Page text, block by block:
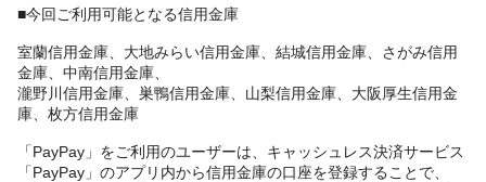
■今回ご利用可能となる信用金庫
室蘭信用金庫、大地みらい信用金庫、結城信用金庫、さがみ信用
金庫、中南信用金庫、
瀧野川信用金庫、巣鴨信用金庫、山梨信用金庫、大阪厚生信用金
庫、枚方信用金庫
「PayPay」をご利用のユーザーは、キャッシュレス決済サービス
「PayPay」のアプリ内から信用金庫の口座を登録することで、